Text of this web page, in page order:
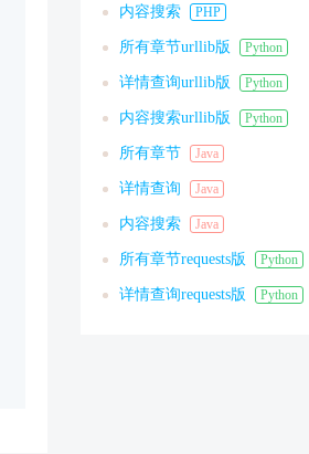
内容搜索 PHP
所有章节urllib版 Python
详情查询urllib版 Python
内容搜索urllib版 Python
所有章节 Java
详情查询 Java
内容搜索 Java
所有章节requests版 Python
详情查询requests版 Python